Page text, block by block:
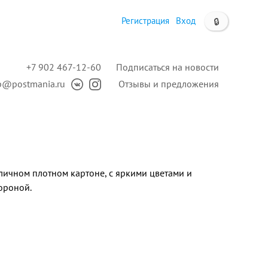
🔒
Регистрация Вход
Подписаться на новости
Отзывы и предложения
+7 902 467-12-60
плотном картоне, с яркими цветами и